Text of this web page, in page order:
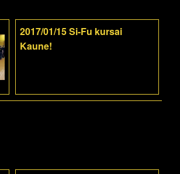
2017/01/15 Si-Fu kursai
Kaune!